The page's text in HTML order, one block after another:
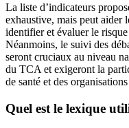
La liste d’indicateurs
exhaustive, mais peut aider
identifier et évaluer le
Néanmoins, le suivi des
seront cruciaux au niveau
du TCA et exigeront la
de santé et des
Quel est le lexique